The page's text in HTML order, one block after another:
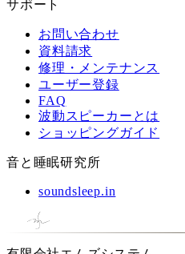
サポート
お問い合わせ
資料請求
修理・メンテナンス
ユーザー登録
FAQ
波動スピーカーとは
ショッピングガイド
音と睡眠研究所
soundsleep.in